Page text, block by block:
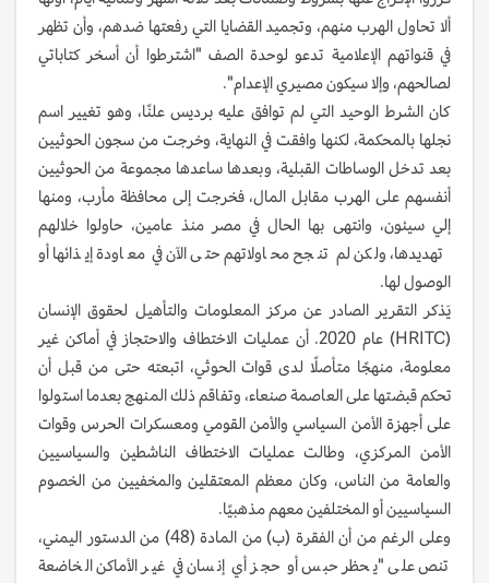
ألا تحاول الهرب منهم، وتجميد القضايا التي رفعتها ضدهم، وأن تظهر
في قنواتهم الإعلامية تدعو لوحدة الصف "اشترطوا أن أسخر كتاباتي
لصالحهم، وإلا سيكون مصيري الإعدام".
كان الشرط الوحيد التي لم توافق عليه برديس علنًا، وهو تغيير اسم
نجلها بالمحكمة، لكنها وافقت في النهاية، وخرجت من سجون الحوثيين
بعد تدخل الوساطات القبلية، وبعدها ساعدها مجموعة من الحوثيين
أنفسهم على الهرب مقابل المال، فخرجت إلى محافظة مأرب، ومنها
إلي سيئون، وانتهى بها الحال في مصر منذ عامين، حاولوا خلالهم
تهديدها، ولكن لم تنجح محاولاتهم حتى الآن في معاودة إيذائها أو
الوصول لها.
يَذكر التقرير الصادر عن مركز المعلومات والتأهيل لحقوق الإنسان
(HRITC) عام 2020. أن عمليات الاختطاف والاحتجاز في أماكن غير
معلومة، منهجًا متأصلًا لدى قوات الحوثي، اتبعته حتى من قبل أن
تحكم قبضتها على العاصمة صنعاء، وتفاقم ذلك المنهج بعدما استولوا
على أجهزة الأمن السياسي والأمن القومي ومعسكرات الحرس وقوات
الأمن المركزي، وطالت عمليات الاختطاف الناشطين والسياسيين
والعامة من الناس، وكان معظم المعتقلين والمخفيين من الخصوم
السياسيين أو المختلفين معهم مذهبيًا.
وعلى الرغم من أن الفقرة (ب) من المادة (48) من الدستور اليمني،
تنص على "يحظر حبس أو حجز أي إنسان في غير الأماكن الخاضعة